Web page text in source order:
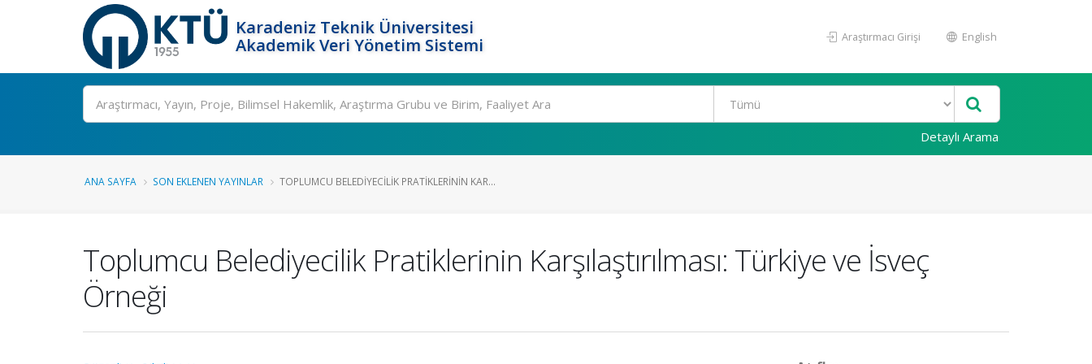
Karadeniz Teknik Üniversitesi
Akademik Veri Yönetim Sistemi
Araştırmacı Girişi English
Ara
Detaylı Arama
ANA SAYFA SON EKLENEN YAYINLAR TOPLUMCU BELEDIYECILIK PRATIKLERININ KAR...
Toplumcu Belediyecilik Pratiklerinin Karşılaştırılması: Türkiye ve İsveç
Örneği